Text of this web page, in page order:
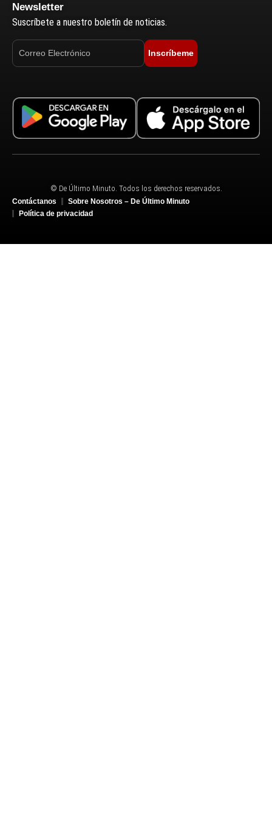
Newsletter
Suscríbete a nuestro boletín de noticias.
Inscríbeme
© De Último Minuto. Todos los derechos reservados.
Contáctanos
Sobre Nosotros – De Último Minuto
Política de privacidad